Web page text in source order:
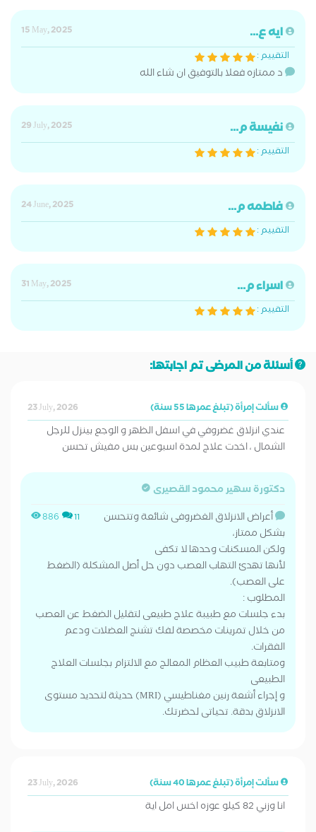
ايه ع...
15 May, 2025
التقييم :
د ممتازه فعلا بالتوفيق ان شاء الله
نفيسة م...
29 July, 2025
التقييم :
فاطمه م...
24 June, 2025
التقييم :
اسراء م...
31 May, 2025
التقييم :
أسئلة من المرضى تم اجابتها:
سألت إمرأة (تبلغ عمرها 55 سنة) 23 July, 2026
عندي انزلاق غضروفي في اسفل الظهر و الوجع بينزل للرجل
الشمال ، اخدت علاج لمدة اسبوعين بس مفيش تحسن
دكتورة سهير محمود القصيرى
886 11
أعراض الانزلاق الغضروفى شائعة وتتحسن
بشكل ممتاز،
ولكن المسكنات وحدها لا تكفى
لأنها تهدئ التهاب العصب دون حل أصل المشكلة (الضغط
على العصب).
​المطلوب :
​بدء جلسات مع طبيبة علاج طبيعى لتقليل الضغط عن العصب
من خلال تمرينات مخصصة لفك تشنج العضلات ودعم
الفقرات.
ومتابعة طبيب العظام المعالج مع الالتزام بجلسات العلاج
الطبيعى
و إجراء أشعة رنين مغناطيسي (MRI) حديثة لتحديد مستوى
الانزلاق بدقة. تحياتى لحضرتك.
سألت إمرأة (تبلغ عمرها 40 سنة) 23 July, 2026
انا وزني 82 كيلو عوزه اخس امل اية